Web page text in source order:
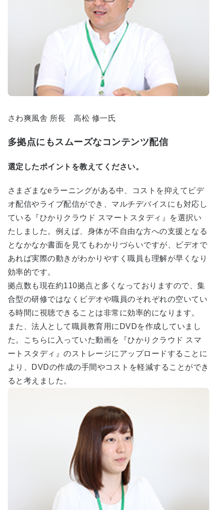
さわ爽風舎 所長 高松 修一氏
多拠点にもスムーズなコンテンツ配信
選定したポイントを教えてください。
さまざまなeラーニングがある中、コストを抑えてビデ
オ配信やライブ配信ができ、マルチデバイスにも対応し
ている『ひかりクラウド スマートスタディ』を選択い
たしました。例えば、身体が不自由な方への支援となる
となかなか書面を見てもわかりづらいですが、ビデオで
あれば実際の動きがわかりやすく職員も理解が早くなり
効率的です。
拠点数も現在約110拠点と多くなっておりますので、集
合型の研修ではなくビデオや職員のそれぞれの空いてい
る時間に視聴できることは非常に効率的になります。
また、法人として職員教育用にDVDを作成していまし
た。こちらに入っていた動画を『ひかりクラウド スマ
ートスタディ』のストレージにアップロードすることに
より、DVDの作成の手間やコストを軽減することができ
ると考えました。